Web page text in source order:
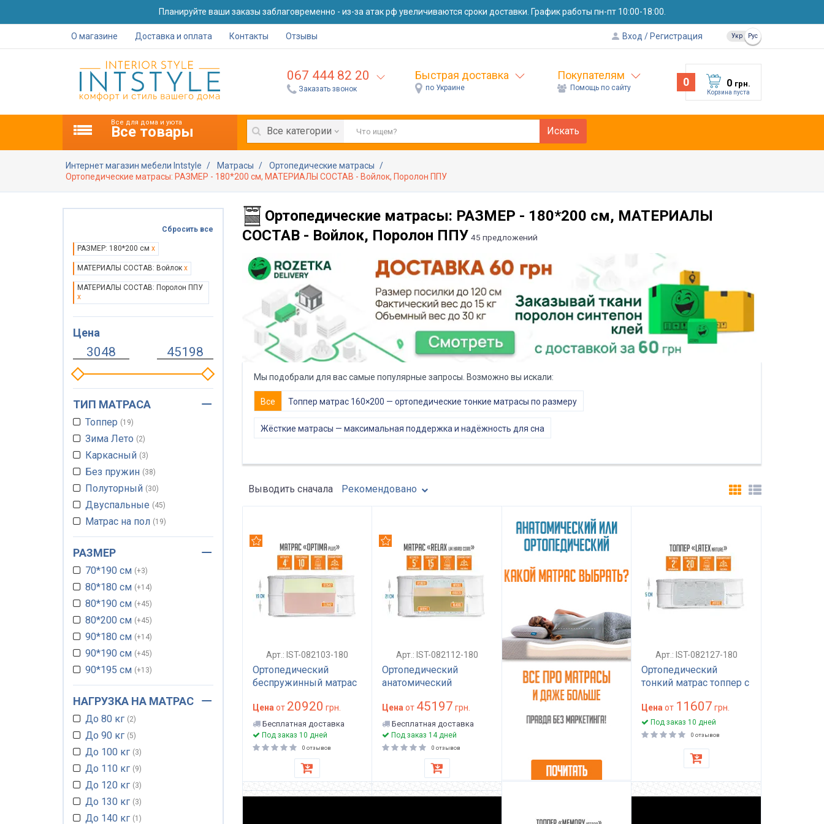
Планируйте ваши заказы заблаговременно - из-за атак рф увеличиваются сроки доставки. График работы пн-пт 10:00-18:00.
О магазине Доставка и оплата Контакты Отзывы Вход Регистрация Укр Рус
067 444 82 20
Заказать звонок
Быстрая доставка
по Украине
Покупателям
Помощь по сайту 0 0 грн.
Корзина пуста
Все для дома и уюта
Все товары Все категории Искать
Интернет магазин мебели Intstyle Матрасы
Ортопедические матрасы
Ортопедические матрасы: РАЗМЕР - 180*200 см, МАТЕРИАЛЫ СОСТАВ - Войлок, Поролон ППУ
Ортопедические матрасы: РАЗМЕР - 180*200 см, МАТЕРИАЛЫ
СОСТАВ - Войлок, Поролон ППУ 45 предложений
Мы подобрали для вас самые популярные запросы. Возможно вы искали:
Все Топпер матрас 160×200 — ортопедические тонкие матрасы по размеру
Жёсткие матрасы — максимальная поддержка и надёжность для сна
Выводить сначала Рекомендовано
Арт.: IST-082103-180
Ортопедический
беспружинный матрас
жесткий/средне-
жесткий 180x200 см
пенополиуретан 19 см
Optima Plus
Цена от 20920 грн.
Бесплатная доставка
Под заказ 10 дней
0 отзывов
Арт.: IST-082112-180
Ортопедический
анатомический
двусторонний с
латексом и Memory
Foam 180x200 см
высота 21 см Relax LM
Hard Core
Цена от 45197 грн.
Бесплатная доставка
Под заказ 14 дней
0 отзывов
Арт.: IST-082127-180
Ортопедический
тонкий матрас топпер с
5 см 180x200 см для
сна и дивана LATEX
NATURE
Цена от 11607 грн.
Под заказ 10 дней
0 отзывов
Сбросить все
РАЗМЕР: 180*200 см x
МАТЕРИАЛЫ СОСТАВ: Войлок x
МАТЕРИАЛЫ СОСТАВ: Поролон ППУ
x
Цена
ТИП МАТРАСА
Топпер 19
Зима Лето 2
Каркасный 3
Без пружин 38
Полуторный 30
Двуспальные 45
Матрас на пол 19
Односпальный 30
Тонкий матрас
Матрасы футоны
Пружинный блок
Детские матрасы
Матрас с памятью
Матрас для дивана
Независимые пружины
Пружинный блок боннель
РАЗМЕР
70*190 см +3
80*180 см +14
80*190 см +45
80*200 см +45
90*180 см +14
90*190 см +45
90*195 см +13
90*200 см +45
100*200 см +35
100*200 см
110*190 см
110*200 см
120*190 см
120*200 см
130*190 см
130*200 см
НАГРУЗКА НА МАТРАС
До 80 кг 2
До 90 кг 5
До 100 кг 3
До 110 кг 9
До 120 кг 3
До 130 кг 3
До 140 кг 1